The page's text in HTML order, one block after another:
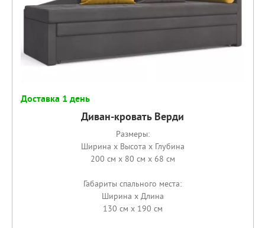
Доставка 1 день
Диван-кровать Верди
Размеры:
Ширина x Высота x Глубина
200 см x 80 см x 68 см
Габариты спального места:
Ширина x Длина
130 см x 190 см